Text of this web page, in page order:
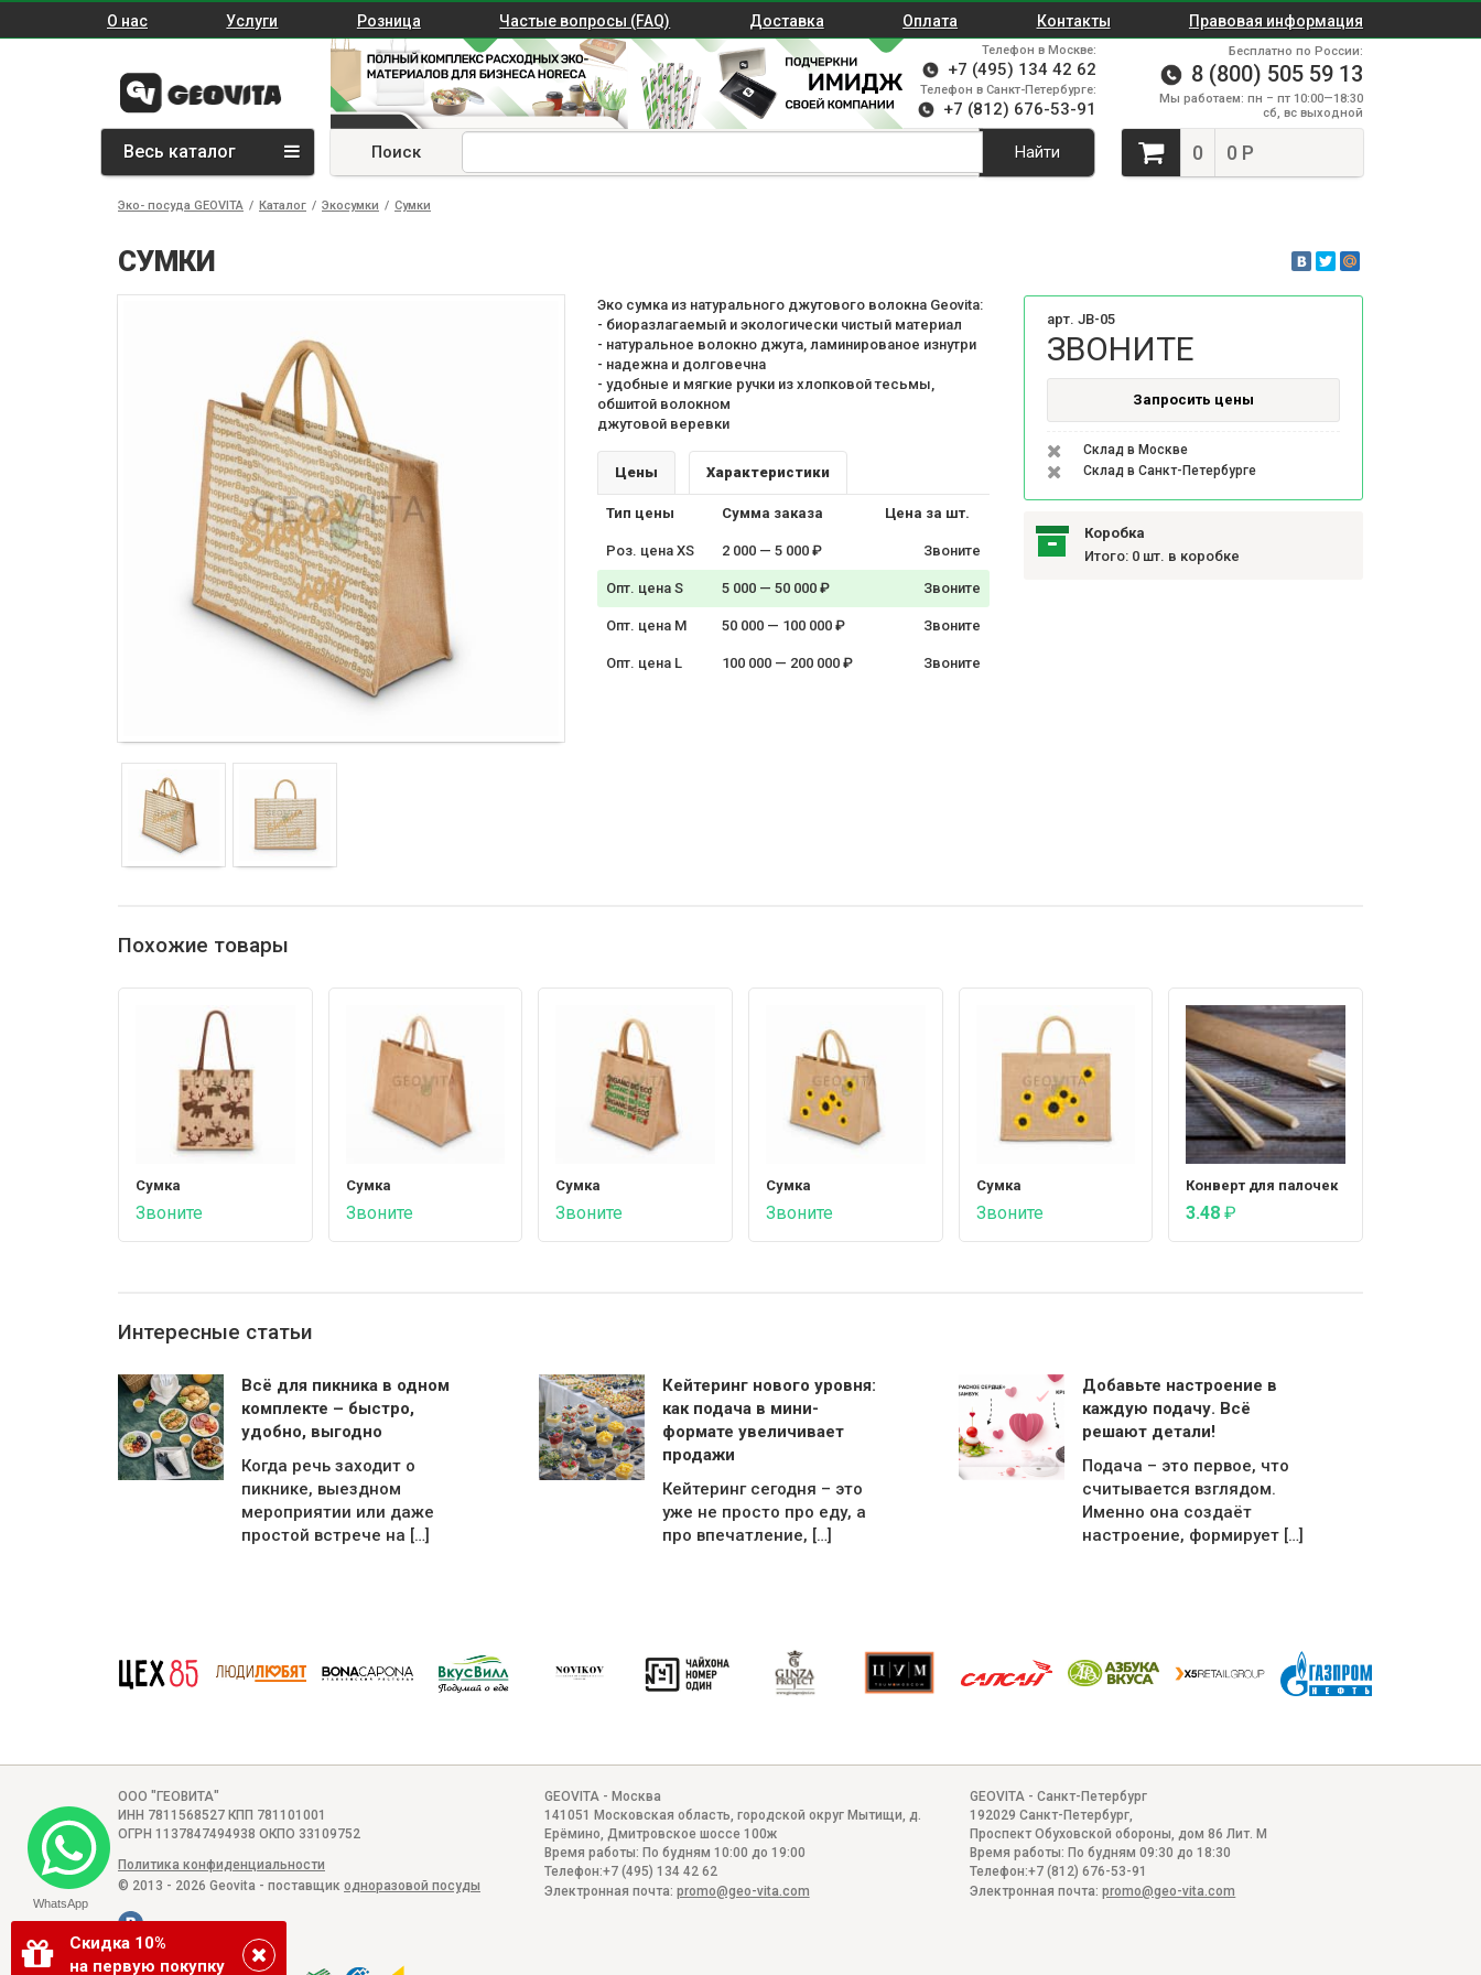
О нас Услуги Розница Частые вопросы (FAQ) Доставка Оплата Контакты Правовая информация
Телефон в Москве:
+7 (495) 134 42 62
Телефон в Санкт-Петербурге:
+7 (812) 676-53-91
Бесплатно по России:
8 (800) 505 59 13
Мы работаем: пн – пт 10:00—18:30
сб, вс выходной
Весь каталог Поиск Найти 0 0 Р
Эко- посуда GEOVITA / Каталог / Экосумки / Сумки
СУМКИ
арт. JB-05
ЗВОНИТЕ
Запросить цены
Склад в Москве
Склад в Санкт-Петербурге
Коробка
Итого: 0 шт. в коробке
Эко сумка из натурального джутового волокна Geovita:
- биоразлагаемый и экологически чистый материал
- натуральное волокно джута, ламинированое изнутри
- надежна и долговечна
- удобные и мягкие ручки из хлопковой тесьмы,
обшитой волокном
джутовой веревки
Цены Характеристики
Тип цены Сумма заказа Цена за шт.
Роз. цена XS 2 000 — 5 000 ₽ Звоните
Опт. цена S 5 000 — 50 000 ₽ Звоните
Опт. цена M 50 000 — 100 000 ₽ Звоните
Опт. цена L 100 000 — 200 000 ₽ Звоните
Похожие товары
Сумка
Звоните
Сумка
Звоните
Сумка
Звоните
Сумка
Звоните
Сумка
Звоните
Конверт для палочек
3.48₽
Интересные статьи
Всё для пикника в одном
комплекте – быстро,
удобно, выгодно
Когда речь заходит о
пикнике, выездном
мероприятии или даже
простой встрече на […]
Кейтеринг нового уровня:
как подача в мини-
формате увеличивает
продажи
Кейтеринг сегодня – это
уже не просто про еду, а
про впечатление, […]
Добавьте настроение в
каждую подачу. Всё
решают детали!
Подача – это первое, что
считывается взглядом.
Именно она создаёт
настроение, формирует […]
Скидка 10%
на первую покупку
ООО "ГЕОВИТА"
ИНН 7811568527 КПП 781101001
ОГРН 1137847494938 ОКПО 33109752
Политика конфиденциальности
© 2013 - 2026 Geovita - поставщик одноразовой посуды
GEOVITA - Москва
141051 Московская область, городской округ Мытищи, д.
Ерёмино Дмитровское шоссе 100ж
Время работы: По будням 10:00 до 19:00
Телефон:+7 (495) 134 42 62
Электронная почта: promo@geo-vita.com
GEOVITA - Санкт-Петербург
192029 Санкт-Петербург
Проспект Обуховской обороны, дом 86 Лит. М
Время работы:По будням 09:30 до 18:30
Телефон:+7 (812) 676-53-91
Электронная почта:promo@geo-vita.com
WhatsApp